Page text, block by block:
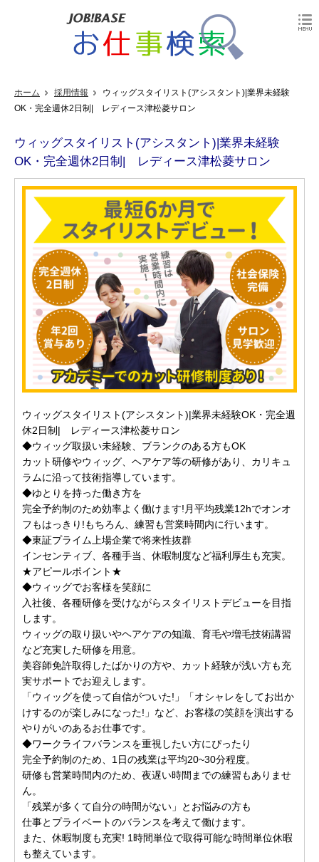
ホーム 採用情報
ウィッグスタイリスト(アシスタント)|業界未経験
OK・完全週休2日制| レディース津松菱サロン
ウィッグスタイリスト(アシスタント)|業界未経験
OK・完全週休2日制| レディース津松菱サロン
ウィッグスタイリスト(アシスタント)|業界未経験OK・完全週
休2日制| レディース津松菱サロン
◆ウィッグ取扱い未経験、ブランクのある方もOK
カット研修やウィッグ、ヘアケア等の研修があり、カリキュ
ラムに沿って技術指導しています。
◆ゆとりを持った働き方を
完全予約制のため効率よく働けます!月平均残業12hでオンオ
フもはっきり!もちろん、練習も営業時間内に行います。
◆東証プライム上場企業で将来性抜群
インセンティブ、各種手当、休暇制度など福利厚生も充実。
★アピールポイント★
◆ウィッグでお客様を笑顔に
入社後、各種研修を受けながらスタイリストデビューを目指
します。
ウィッグの取り扱いやヘアケアの知識、育毛や増毛技術講習
など充実した研修を用意。
美容師免許取得したばかりの方や、カット経験が浅い方も充
実サポートでお迎えします。
「ウィッグを使って自信がついた!」「オシャレをしてお出か
けするのが楽しみになった!」など、お客様の笑顔を演出する
やりがいのあるお仕事です。
◆ワークライフバランスを重視したい方にぴったり
完全予約制のため、1日の残業は平均20~30分程度。
研修も営業時間内のため、夜遅い時間までの練習もありませ
ん。
「残業が多くて自分の時間がない」とお悩みの方も
仕事とプライベートのバランスを考えて働けます。
また、休暇制度も充実! 1時間単位で取得可能な時間単位休暇
も整えています。